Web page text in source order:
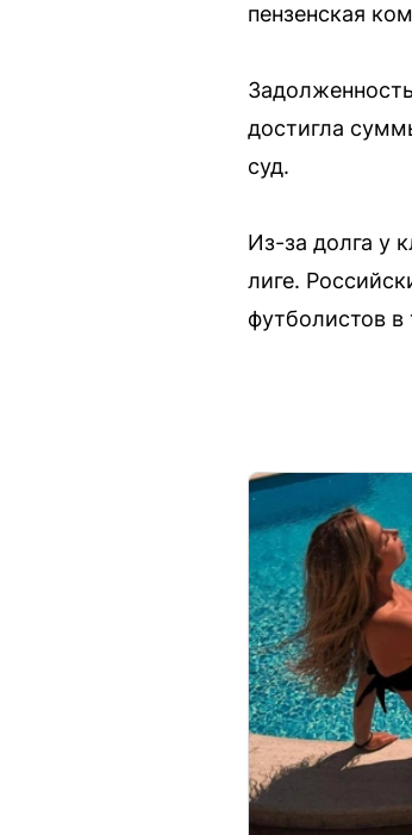
пензенская
достигла
суд.
Из-за долга у
лиге.
футболистов в